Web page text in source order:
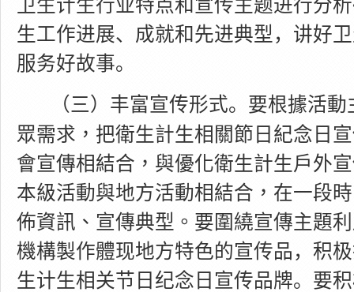
卫生计生行业特点和宣传主题进行分
生工作进展、成就和先进典型，讲好
服务好故事。
（三）丰富宣传形式。 要根據活
眾需求，把衛生計生相關節日紀念日
會宣傳相結合，與優化衛生計生戶外
本級活動與地方活動相結合，在一段
佈資訊、宣傳典型。要圍繞宣傳主題
機構製作體现地方特色的宣传品，积
生计生相关节日纪念日宣传品牌。要